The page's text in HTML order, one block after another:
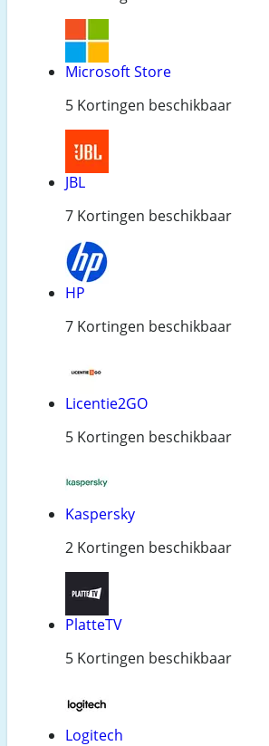
Microsoft Store
5 Kortingen beschikbaar
JBL
7 Kortingen beschikbaar
HP
7 Kortingen beschikbaar
Licentie2GO
5 Kortingen beschikbaar
Kaspersky
2 Kortingen beschikbaar
PlatteTV
5 Kortingen beschikbaar
Logitech